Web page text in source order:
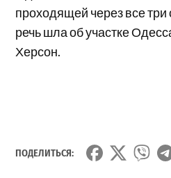
проходящей через все три
речь шла об участке
Херсон.
ПОДЕЛИТЬСЯ: